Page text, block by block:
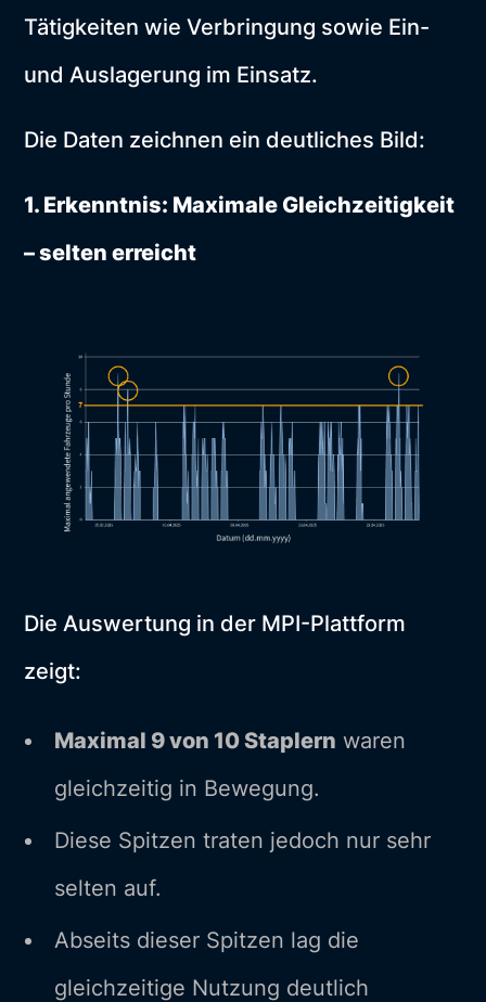
Tätigkeiten wie Verbringung sowie Ein-
und Auslagerung im Einsatz.
Die Daten zeichnen ein deutliches Bild:
1. Erkenntnis: Maximale Gleichzeitigkeit
– selten erreicht
Die Auswertung in der MPI-Plattform
zeigt:
Maximal 9 von 10 Staplern waren
gleichzeitig in Bewegung.
Diese Spitzen traten jedoch nur sehr
selten auf.
Abseits dieser Spitzen lag die
gleichzeitige Nutzung deutlich